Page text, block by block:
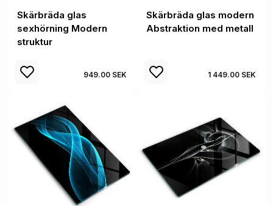
Skärbräda glas
sexhörning Modern
struktur
949.00 SEK
Skärbräda glas modern
Abstraktion med metall
1 449.00 SEK